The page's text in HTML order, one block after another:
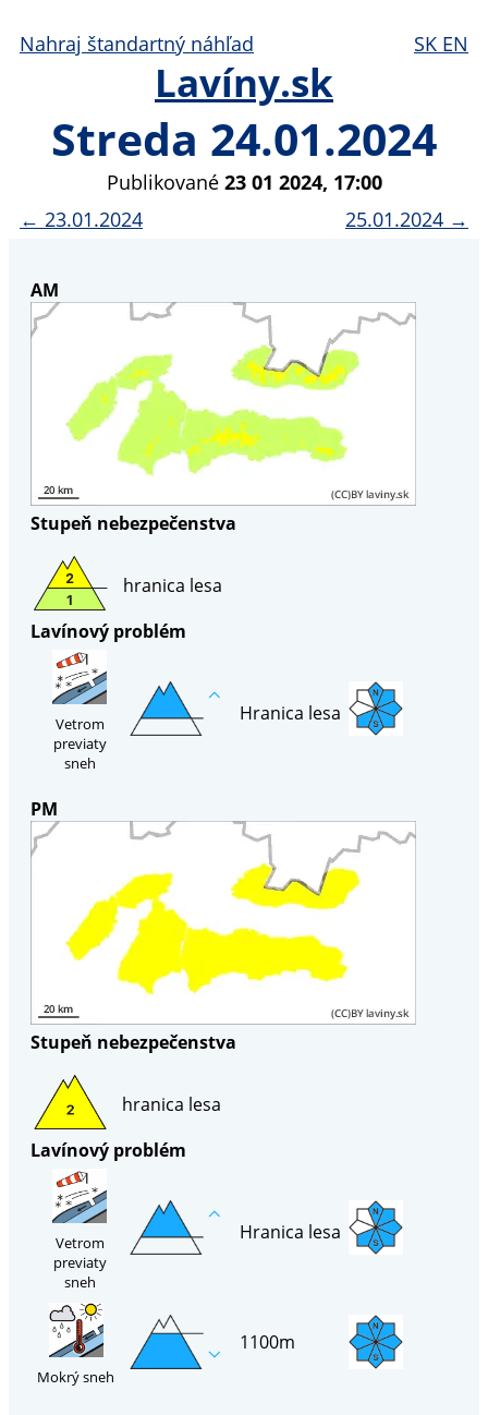
Nahraj štandartný náhľad EN
SK
Lavíny.sk
Streda 24.01.2024
Publikované 23 01 2024, 17:00
← 23.01.2024
25.01.2024 →
AM
Stupeň nebezpečenstva
hranica lesa
Lavínový problém
Vetrom
previaty
sneh
Hranica lesa
PM
Stupeň nebezpečenstva
hranica lesa
Lavínový problém
Vetrom
previaty
sneh
Hranica lesa
Mokrý sneh
1100m